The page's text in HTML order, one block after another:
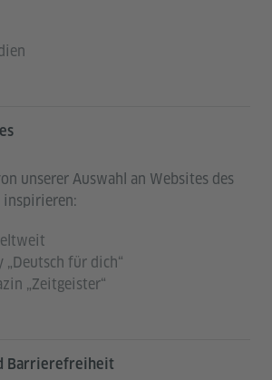
unserer Auswahl an Websites des
„Deutsch für dich“
„Zeitgeister“
Barrierefreiheit